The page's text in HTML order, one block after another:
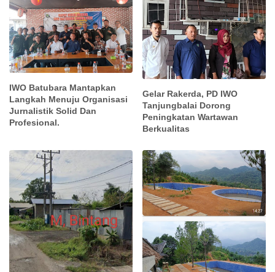
IWO Batubara Mantapkan
Langkah Menuju Organisasi
Jurnalistik Solid Dan
Profesional.
Gelar Rakerda, PD IWO
Tanjungbalai Dorong
Peningkatan Wartawan
Berkualitas